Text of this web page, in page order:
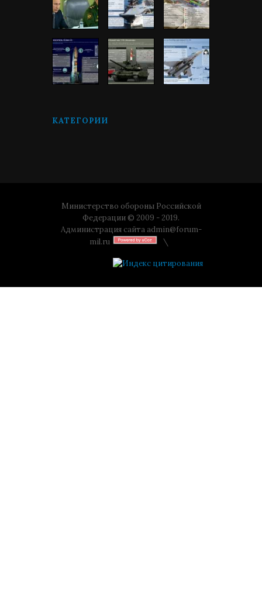
КАТЕГОРИИ
Министерство обороны Российской
Федерации © 2009 - 2019.
Администрация сайта admin@forum-
mil.ru